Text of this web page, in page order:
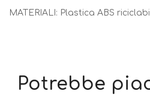
MATERIALI: Plastica ABS
Potrebbe